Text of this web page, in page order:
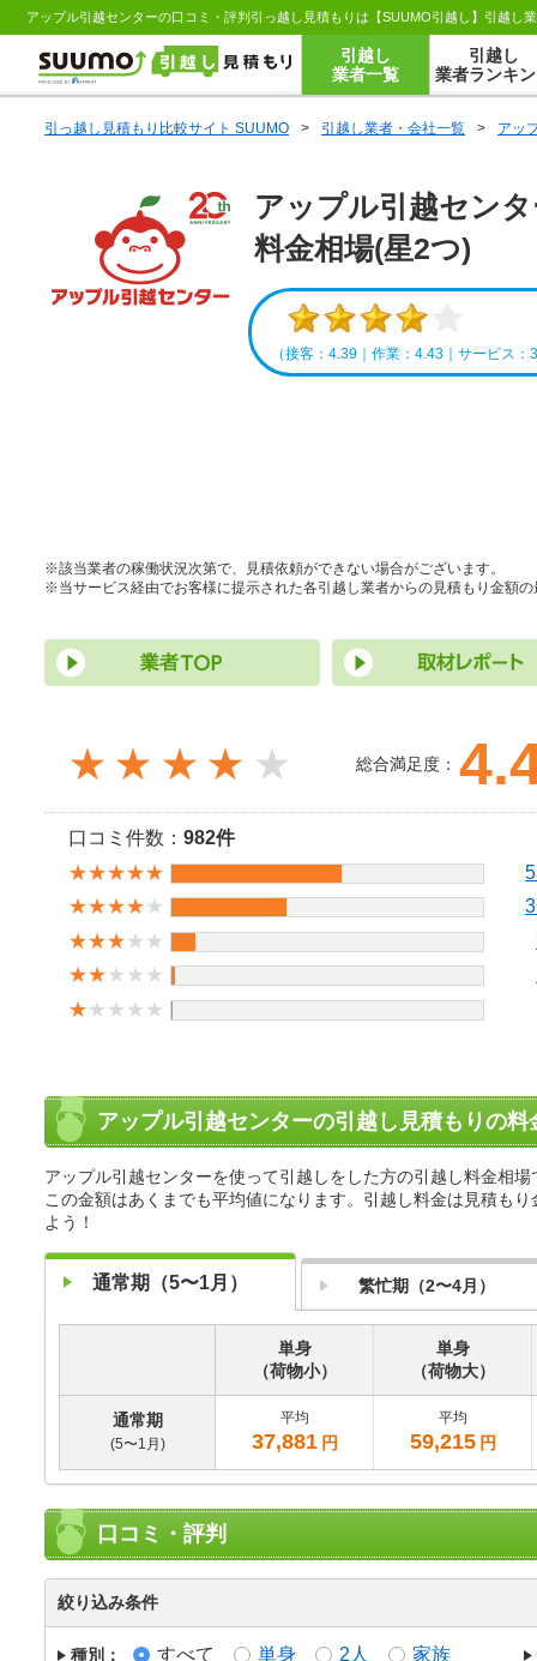
アップル引越センターの口コミ・評判引っ越し見積もりは【SUUMO引越し】引越し
引越し
業者一覧
引越し
業者ランキ
引っ越し見積もり比較サイト SUUMO > 引越し業者・会社一覧 > アッ
アップル引越セン
料金相場(星2つ)
（接客：4.39｜作業：4.43｜サービス
※該当業者の稼働状況次第で、見積依頼ができない場合がございます。
※当サービス経由でお客様に提示された各引越し業者からの見積もり金額
★★★★ 総合満足度：
口コミ件数： 982件
★★★★★
★★★★★
★★★★★
★★★★★
★★★★★
アップル引越センターの引越し見積もりの料
アップル引越センターを使って引越しをした方の引越し料金相場
この金額はあくまでも平均値になります。引越し料金は見積も
よう！
通常期（5〜1月） 繁忙期（2〜4月）
単身
（荷物小）
単身
（荷物大）
通常期
(5〜1月)
平均
37,881 円
平均
59,215 円
口コミ・評判
絞り込み条件
種別： すべて 単身 2人 家族